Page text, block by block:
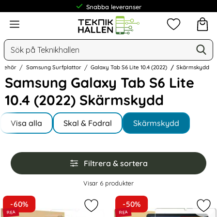
Frakt från 19 kr
Meny
Sök
Mina
Samsung Surfplattor Galaxy Tab S6 Lite 10.4 (2022) Skärmskydd
Samsung Galaxy Tab S6 Lite
10.4 (2022) Skärmskydd
Hoppa
produkter
Underkategorier
Visa alla
I Galaxy Tab S6 Lite 10.4 (2022)
Skal & Fodral Skärmskydd
Hoppa
över
filtersektionen
Filtrera & sortera
Filtrera & sortera
Visar 6 produkter
produktlista
-60%
Markera 2-Pack Samsung Galaxy
-50%